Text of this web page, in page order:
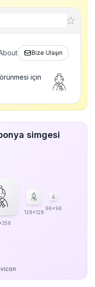
Bize Ulaşın
için
simgesi
128x128
96x96